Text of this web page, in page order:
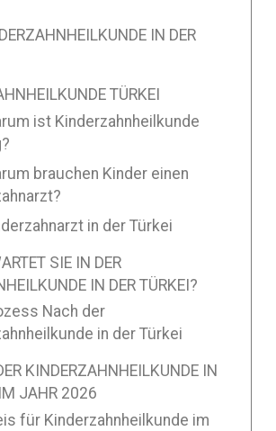
IN DER
TÜRKEI
ist Kinderzahnheilkunde
brauchen Kinder einen
in der Türkei
SIE IN DER
IN DER TÜRKEI?
Nach der
in der Türkei
KINDERZAHNHEILKUNDE IN
JAHR 2026
für Kinderzahnheilkunde im